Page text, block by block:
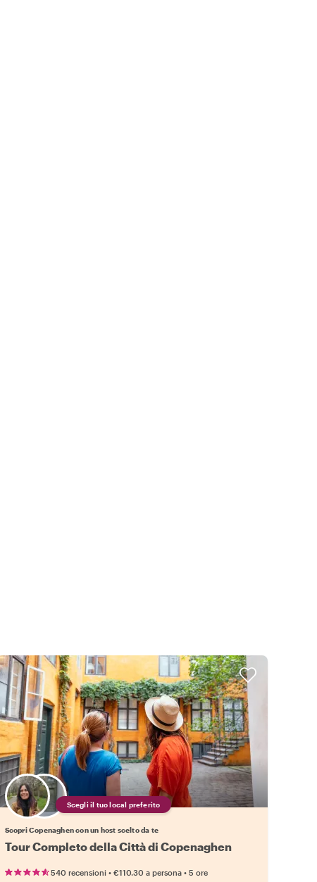
Scegli il tuo local preferito
Scopri Copenaghen con un host scelto da te
Tour Completo della Città di Copenaghen
540 recensioni• €110.30 a persona• 5 ore